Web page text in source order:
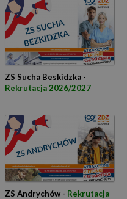
ZS Sucha Beskidzka -
Rekrutacja 2026/2027
ZS Andrychów - Rekrutacja